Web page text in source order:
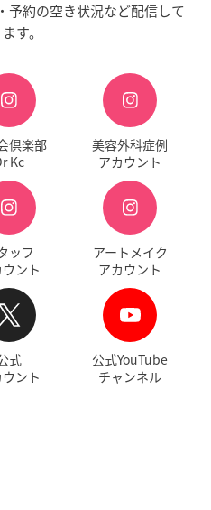
予約の空き状況など配信して
す。
倶楽部
Kc
美容外科症例
アカウント
ッフ
ント
アートメイク
アカウント
式
ント
公式YouTube
チャンネル